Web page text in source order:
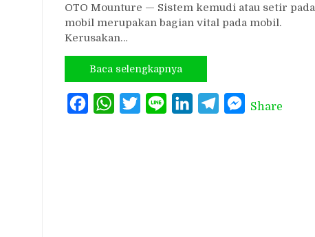
OTO Mounture — Sistem kemudi atau setir pada
mobil merupakan bagian vital pada mobil.
Kerusakan…
Baca selengkapnya
FacebookWhatsAppTwitterLine LinkedInTelegramMessenger
Share